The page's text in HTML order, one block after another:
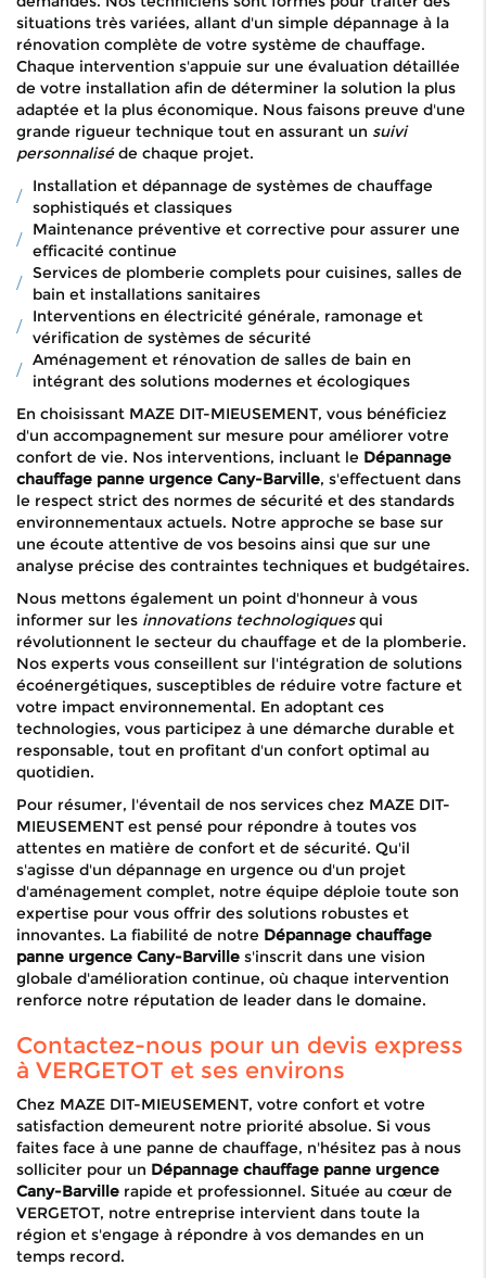
situations très variées, allant d'un simple dépannage à la
rénovation complète de votre système de chauffage.
Chaque intervention s'appuie sur une évaluation détaillée
de votre installation afin de déterminer la solution la plus
adaptée et la plus économique. Nous faisons preuve d'une
grande rigueur technique tout en assurant un suivi
personnaliséde chaque projet.
Installation et dépannage de systèmes de chauffage
sophistiqués et classiques
Maintenance préventive et corrective pour assurer une
efficacité continue
Services de plomberie complets pour cuisines, salles de
bain et installations sanitaires
Interventions en électricité générale, ramonage et
vérification de systèmes de sécurité
Aménagement et rénovation de salles de bain en
intégrant des solutions modernes et écologiques
En choisissant MAZE DIT-MIEUSEMENT, vous bénéficiez
d'un accompagnement sur mesure pour améliorer votre
confort de vie. Nos interventions, incluant le Dépannage
chauffage panne urgence Cany-Barville, s'effectuent dans
le respect strict des normes de sécurité et des standards
environnementaux actuels. Notre approche se base sur
une écoute attentive de vos besoins ainsi que sur une
analyse précise des contraintes techniques et budgétaires.
Nous mettons également un point d'honneur à vous
informer sur les innovations technologiquesqui
révolutionnent le secteur du chauffage et de la plomberie.
Nos experts vous conseillent sur l'intégration de solutions
écoénergétiques, susceptibles de réduire votre facture et
votre impact environnemental. En adoptant ces
technologies, vous participez à une démarche durable et
responsable, tout en profitant d'un confort optimal au
quotidien.
Pour résumer, l'éventail de nos services chez MAZE DIT-
MIEUSEMENT est pensé pour répondre à toutes vos
attentes en matière de confort et de sécurité. Qu'il
s'agisse d'un dépannage en urgence ou d'un projet
d'aménagement complet, notre équipe déploie toute son
expertise pour vous offrir des solutions robustes et
innovantes. La fiabilité de notre Dépannage chauffage
panne urgence Cany-Barville s'inscrit dans une vision
globale d'amélioration continue, où chaque intervention
renforce notre réputation de leader dans le domaine.
Contactez-nous pour un devis express
à VERGETOT et ses environs
Chez MAZE DIT-MIEUSEMENT, votre confort et votre
satisfaction demeurent notre priorité absolue. Si vous
faites face à une panne de chauffage, n'hésitez pas à nous
solliciter pour un Dépannage chauffage panne urgence
Cany-Barville rapide et professionnel. Située au cœur de
VERGETOT, notre entreprise intervient dans toute la
région et s'engage à répondre à vos demandes en un
temps record.